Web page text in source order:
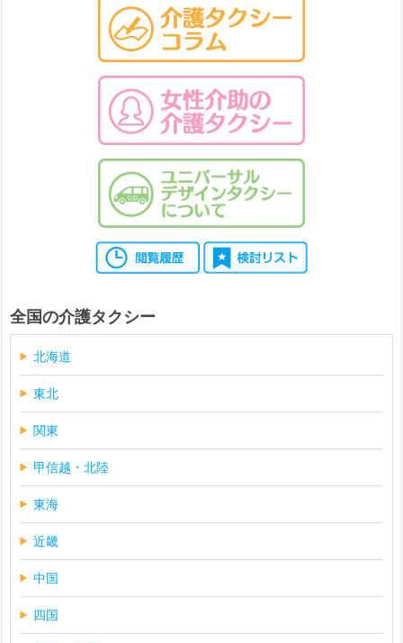
全国の介護タクシー
北海道
東北
関東
甲信越・北陸
東海
近畿
中国
四国